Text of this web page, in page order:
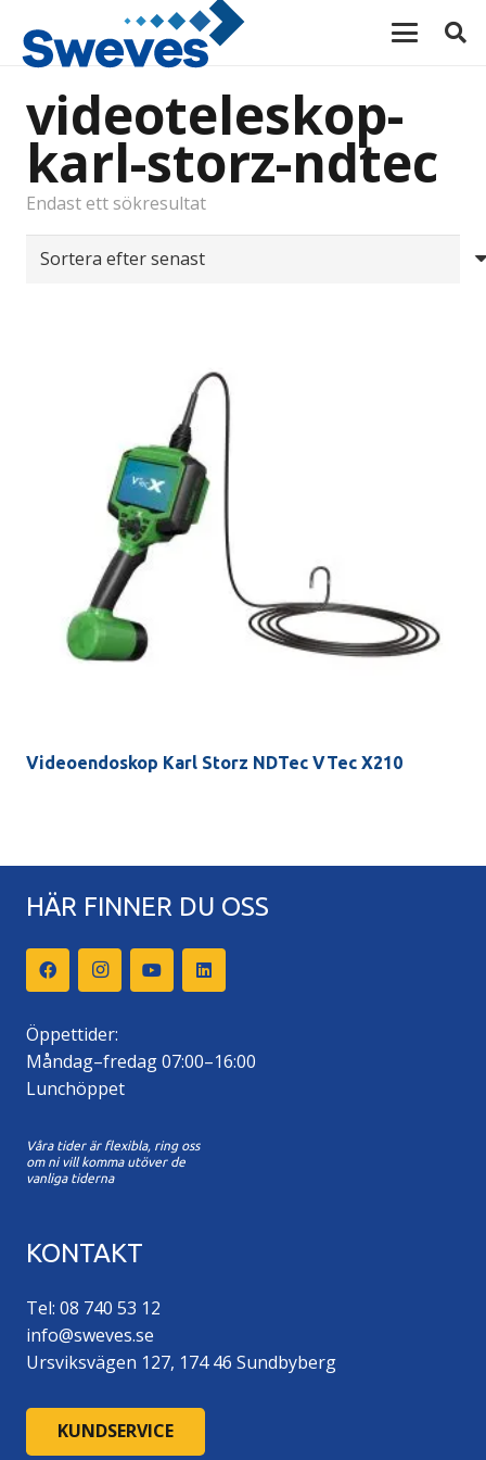
videoteleskop-
karl-storz-ndtec
Endast ett sökresultat
Videoendoskop Karl Storz NDTec VTec X210
HÄR FINNER DU OSS
Öppettider:
Måndag–fredag 07:00–16:00
Lunchöppet
Våra tider är flexibla, ring oss
om ni vill komma utöver de
vanliga tiderna
KONTAKT
Tel: 08 740 53 12
info@sweves.se
Ursviksvägen 127, 174 46 Sundbyberg
KUNDSERVICE